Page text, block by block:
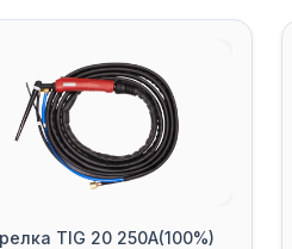
TIG 20 250A(100%)